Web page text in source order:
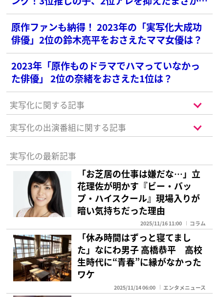
1位は？
原作ファンも納得！ 2023年の「実写化大成功
俳優」2位の鈴木亮平をおさえたママ女優は？
2023年「原作ものドラマでハマっていなかっ
た俳優」 2位の奈緒をおさえた1位は？
実写化に関する記事
実写化の出演番組に関する記事
実写化の最新記事
「お芝居の仕事は嫌だな…」立
花理佐が明かす『ビー・バッ
プ・ハイスクール』現場入りが
暗い気持ちだった理由
2025/11/16 11:00 コラム
「休み時間はずっと寝てまし
た」なにわ男子 高橋恭平 高校
生時代に“青春”に縁がなかった
ワケ
2025/11/14 06:00 エンタメニュース